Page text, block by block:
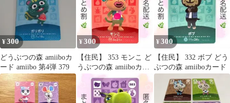
¥300
どうぶつの森 amiiboカ
ード amiibo 第4弾 379
¥300
【住民】 353 モンこ ど
うぶつの森 amiiboカー
¥300
【住民】 332 ボブ どう
ぶつの森 amiiboカード